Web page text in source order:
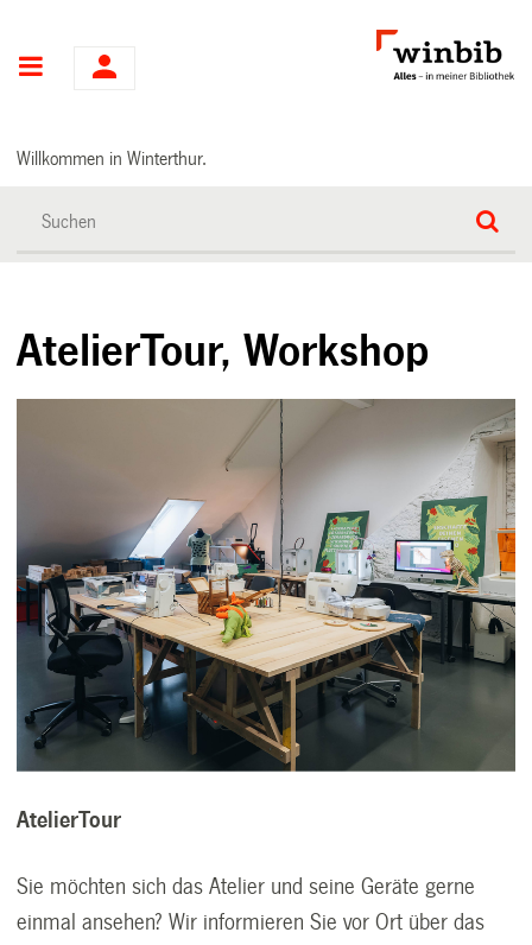
Hauptnavigation
Willkommen in Winterthur.
AtelierTour, Workshop
AtelierTour
Sie möchten sich das Atelier und seine Geräte gerne
einmal ansehen? Wir informieren Sie vor Ort über das